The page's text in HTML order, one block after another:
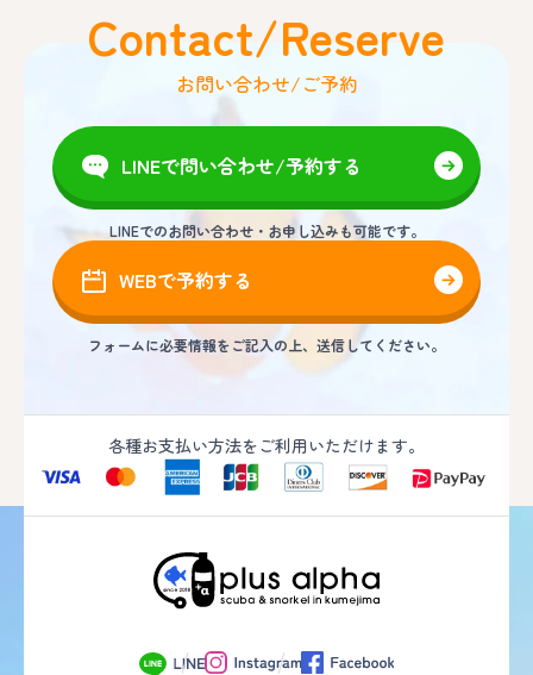
Contact/Reserve
お問い合わせ/ご予約
LINEで問い合わせ/予約する
LINEでのお問い合わせ・お申し込みも可能です。
WEBで予約する
フォームに必要情報をご記入の上、送信してください。
各種お支払い方法をご利用いただけます。